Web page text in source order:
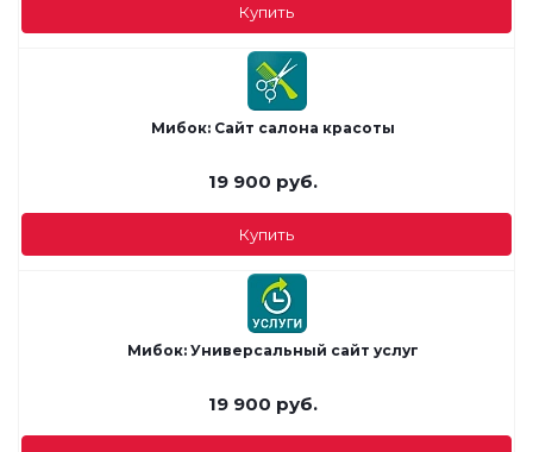
Купить
Мибок: Сайт салона красоты
19 900 руб.
Купить
Мибок: Универсальный сайт услуг
19 900 руб.